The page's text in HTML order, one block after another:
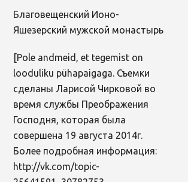
Благовещенский Ионо-
Яшезерский мужской монастырь
[Pole andmeid, et tegemist on
looduliku pühapaigaga. Съемки
сделаны Ларисой Чирковой во
время службы Преображения
Господня, которая была
совершена 19 августа 2014г.
Более подробная информация:
http://vk.com/topic-